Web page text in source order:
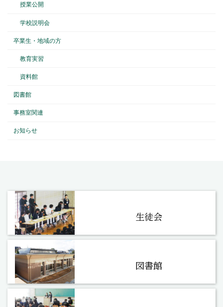
授業公開
学校説明会
卒業生・地域の方
教育実習
資料館
図書館
事務室関連
お知らせ
生徒会
図書館